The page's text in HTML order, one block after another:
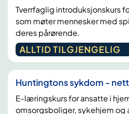
Tverrfaglig introduksjonskurs
som møter mennesker med
deres pårørende.
ALLTID TILGJENGELIG
Huntingtons sykdom -
E-læringskurs for ansatte i
omsorgsboliger, sykehjem og